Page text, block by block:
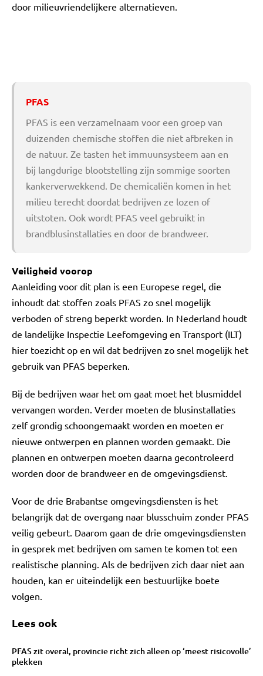
door milieuvriendelijkere alternatieven.
PFAS
PFAS is een verzamelnaam voor een groep van
duizenden chemische stoffen die niet afbreken in
de natuur. Ze tasten het immuunsysteem aan en
bij langdurige blootstelling zijn sommige soorten
kankerverwekkend. De chemicaliën komen in het
milieu terecht doordat bedrijven ze lozen of
uitstoten. Ook wordt PFAS veel gebruikt in
brandblusinstallaties en door de brandweer.
Veiligheid voorop
Aanleiding voor dit plan is een Europese regel, die
inhoudt dat stoffen zoals PFAS zo snel mogelijk
verboden of streng beperkt worden. In Nederland houdt
de landelijke Inspectie Leefomgeving en Transport (ILT)
hier toezicht op en wil dat bedrijven zo snel mogelijk het
gebruik van PFAS beperken.
Bij de bedrijven waar het om gaat moet het blusmiddel
vervangen worden. Verder moeten de blusinstallaties
zelf grondig schoongemaakt worden en moeten er
nieuwe ontwerpen en plannen worden gemaakt. Die
plannen en ontwerpen moeten daarna gecontroleerd
worden door de brandweer en de omgevingsdienst.
Voor de drie Brabantse omgevingsdiensten is het
belangrijk dat de overgang naar blusschuim zonder PFAS
veilig gebeurt. Daarom gaan de drie omgevingsdiensten
in gesprek met bedrijven om samen te komen tot een
realistische planning. Als de bedrijven zich daar niet aan
houden, kan er uiteindelijk een bestuurlijke boete
volgen.
Lees ook
PFAS zit overal, provincie richt zich alleen op ‘meest risicovolle’
plekken